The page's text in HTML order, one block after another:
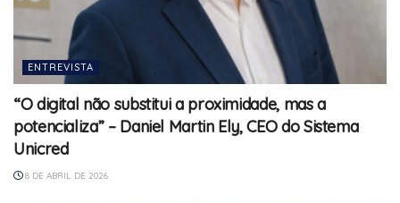
ENTREVISTA
“O digital não substitui a proximidade, mas a
potencializa” – Daniel Martin Ely, CEO do Sistema
Unicred
8 DE ABRIL DE 2026